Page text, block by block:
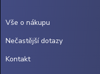
Vše o nákupu
Nečastější dotazy
Kontakt